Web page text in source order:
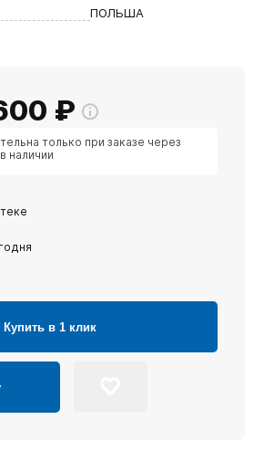
ПОЛЬША
₽
только при заказе через
наличии
Купить в 1 клик